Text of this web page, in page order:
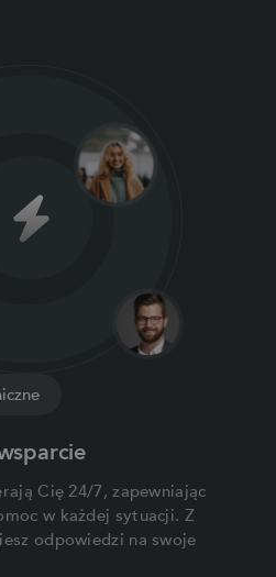
Cię 24/7, zapewniając
w każdej sytuacji. Z
odpowiedzi na swoje